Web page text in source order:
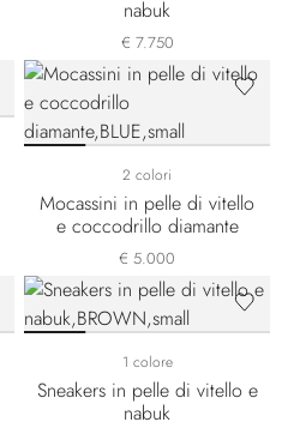
nabuk
€ 7.750
2 colori
Mocassini in pelle di vitello
e coccodrillo diamante
€ 5.000
1 colore
Sneakers in pelle di vitello e
nabuk